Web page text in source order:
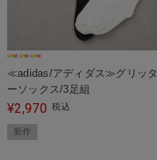
≪adidas/アディダス≫グリッタ
ーソックス/3足組
¥2,970 税込
新作